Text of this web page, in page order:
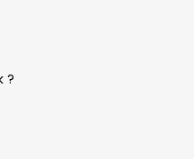
?